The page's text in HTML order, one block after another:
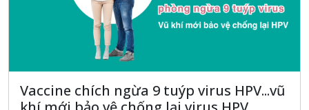
Vaccine chích ngừa 9 tuýp virus HPV...vũ